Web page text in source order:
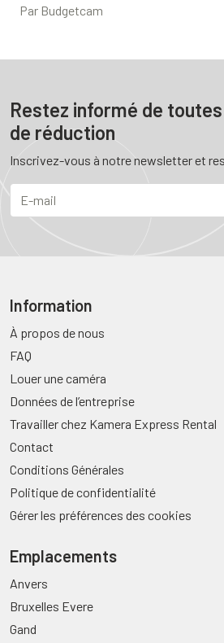
Par Budgetcam
Restez informé de
de réduction
Inscrivez-vous à notre newsletter et
Information
À propos de nous
FAQ
Louer une caméra
Données de l’entreprise
Travailler chez Kamera Express Rental
Contact
Conditions Générales
Politique de confidentialité
Gérer les préférences des cookies
Emplacements
Anvers
Bruxelles Evere
Gand